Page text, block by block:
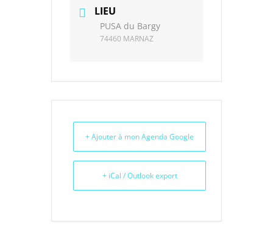
LIEU
PUSA du Bargy
74460 MARNAZ
+ Ajouter à mon Agenda Google
+ iCal / Outlook export